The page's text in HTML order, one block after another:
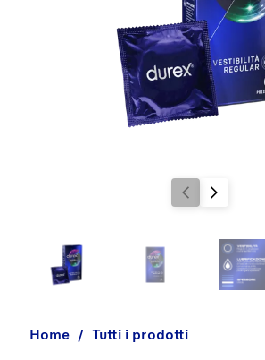
Home Tutti i prodotti